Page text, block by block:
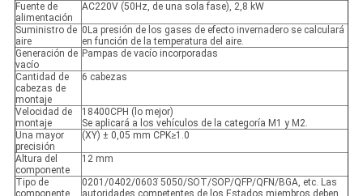
Fuente de
alimentación
AC220V (50Hz, de una sola fase), 2,8 kW
Suministro de
aire
0La presión de los gases de efecto invernadero se calculará
en función de la temperatura del aire.
Generación de
vacío
Pampas de vacío incorporadas
Cantidad de
cabezas de
montaje
6 cabezas
Velocidad de
montaje
18400CPH (lo mejor)
Se aplicará a los vehículos de la categoría M1 y M2.
Una mayor
precisión
(XY) ± 0,05 mm CPK≥1.0
Altura del
componente
12 mm
Tipo de
0201/0402/0603 ̇5050/SOT/SOP/QFP/QFN/BGA, etc. Las